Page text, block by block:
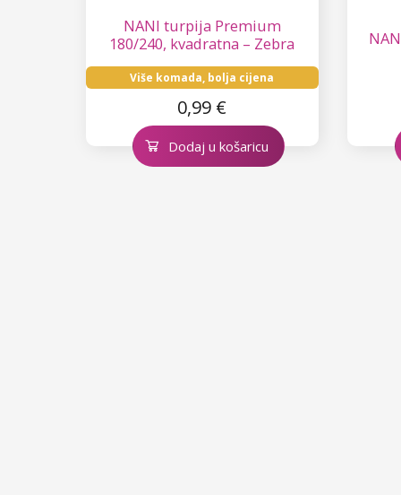
NANI turpija Premium
180/240, kvadratna – Zebra
Više komada, bolja cijena
0,99 €
Dodaj u košaricu